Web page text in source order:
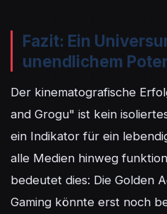
Fazit: Ein
unendlichem
Der kinematografische
and Grogu" ist kein
ein Indikator für ein
alle Medien hinweg
bedeutet dies: Die Golden
Gaming könnte erst noch